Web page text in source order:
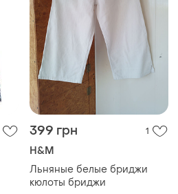
399 грн 1
H&M
Льняные белые бриджи
кюлоты бриджи